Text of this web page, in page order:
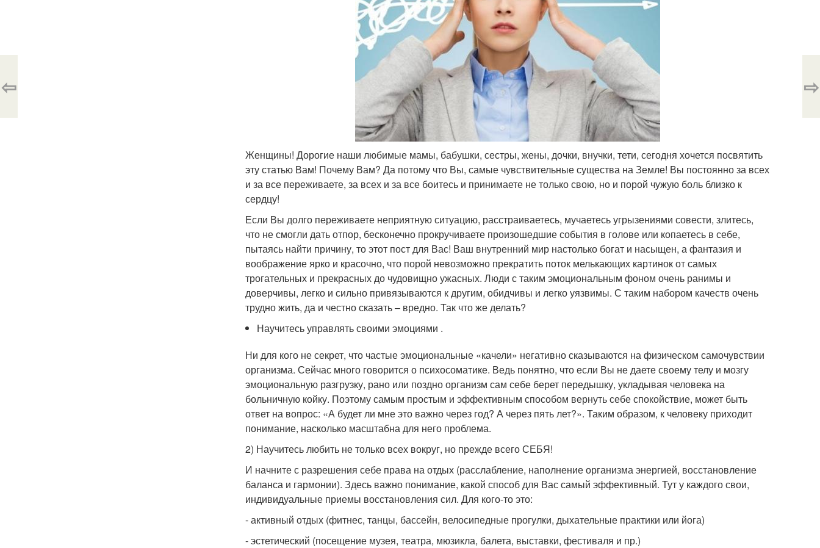
Женщины! Дорогие наши любимые мамы, бабушки, сестры, жены, дочки, внучки, тети, сегодня хочется посвятить
эту статью Вам! Почему Вам? Да потому что Вы, самые чувствительные существа на Земле! Вы постоянно за всех
и за все переживаете, за всех и за все боитесь и принимаете не только свою, но и порой чужую боль близко к
сердцу!
Если Вы долго переживаете неприятную ситуацию, расстраиваетесь, мучаетесь угрызениями совести, злитесь,
что не смогли дать отпор, бесконечно прокручиваете произошедшие события в голове или копаетесь в себе,
пытаясь найти причину, то этот пост для Вас! Ваш внутренний мир настолько богат и насыщен, а фантазия и
воображение ярко и красочно, что порой невозможно прекратить поток мелькающих картинок от самых
трогательных и прекрасных до чудовищно ужасных. Люди с таким эмоциональным фоном очень ранимы и
доверчивы, легко и сильно привязываются к другим, обидчивы и легко уязвимы. С таким набором качеств очень
трудно жить, да и честно сказать – вредно. Так что же делать?
Научитесь управлять своими эмоциями .
Ни для кого не секрет, что частые эмоциональные «качели» негативно сказываются на физическом самочувствии
организма. Сейчас много говорится о психосоматике. Ведь понятно, что если Вы не даете своему телу и мозгу
эмоциональную разгрузку, рано или поздно организм сам себе берет передышку, укладывая человека на
больничную койку. Поэтому самым простым и эффективным способом вернуть себе спокойствие, может быть
ответ на вопрос: «А будет ли мне это важно через год? А через пять лет?». Таким образом, к человеку приходит
понимание, насколько масштабна для него проблема.
2) Научитесь любить не только всех вокруг, но прежде всего СЕБЯ!
И начните с разрешения себе права на отдых (расслабление, наполнение организма энергией, восстановление
баланса и гармонии). Здесь важно понимание, какой способ для Вас самый эффективный. Тут у каждого свои,
индивидуальные приемы восстановления сил. Для кого-то это:
- активный отдых (фитнес, танцы, бассейн, велосипедные прогулки, дыхательные практики или йога)
- эстетический (посещение музея, театра, мюзикла, балета, выставки, фестиваля и пр.)
⇦ ⇨